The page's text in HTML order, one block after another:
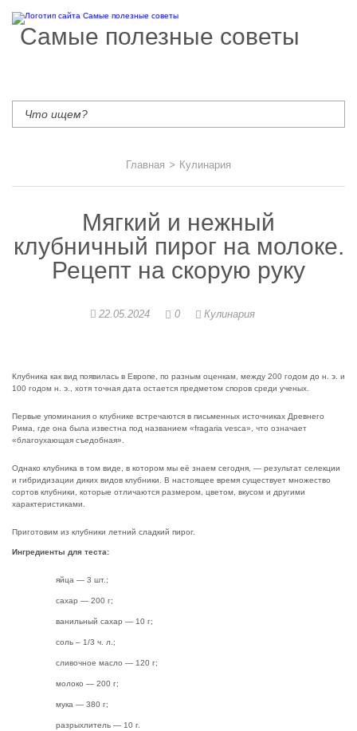
Самые полезные советы
Главная > Кулинария
Мягкий и нежный
клубничный пирог на молоке.
Рецепт на скорую руку
22.05.2024 0 Кулинария
Клубника как вид появилась в Европе, по разным оценкам, между 200 годом до н. э. и
100 годом н. э., хотя точная дата остается предметом споров среди ученых.
Первые упоминания о клубнике встречаются в письменных источниках Древнего
Рима, где она была известна под названием «fragaria vesca», что означает
«благоухающая съедобная».
Однако клубника в том виде, в котором мы её знаем сегодня, — результат селекции
и гибридизации диких видов клубники. В настоящее время существует множество
сортов клубники, которые отличаются размером, цветом, вкусом и другими
характеристиками.
Приготовим из клубники летний сладкий пирог.
Ингредиенты для теста:
яйца — 3 шт.;
сахар — 200 г;
ванильный сахар — 10 г;
соль – 1/3 ч. л.;
сливочное масло — 120 г;
молоко — 200 г;
мука — 380 г;
разрыхлитель — 10 г.